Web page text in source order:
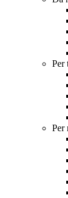
Per
Per